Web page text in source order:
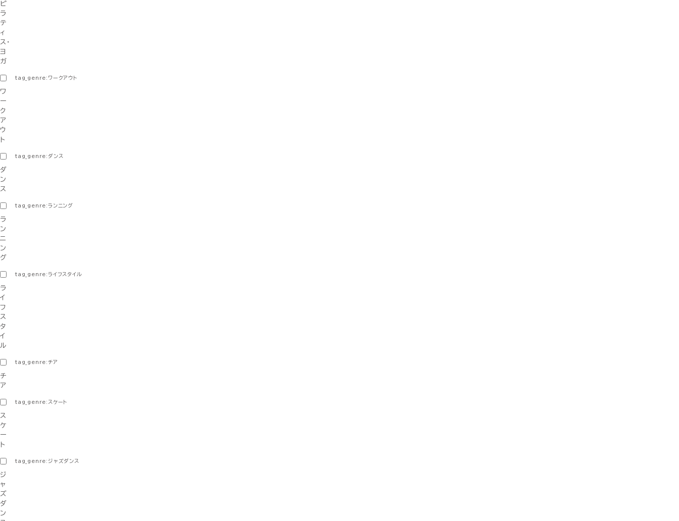
ピ
ラ
テ
ィ
ス・
ヨ
ガ
tag_genre:ワークアウト
ワ
ー
ク
ア
ウ
ト
tag_genre:ダンス
ダ
ン
ス
tag_genre:ランニング
ラ
ン
ニ
ン
グ
tag_genre:ライフスタイル
ラ
イ
フ
ス
タ
イ
ル
tag_genre:チア
チ
ア
tag_genre:スケート
ス
ケ
ー
ト
tag_genre:ジャズダンス
ジ
ャ
ズ
ダ
ン